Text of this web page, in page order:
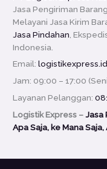
Jasa Pengiriman
Melayani Jasa Kirim
Jasa Pindahan ,
Indonesia.
Email:
Jam: 09:00 – 17:00
Layanan Pelanggan:
Logistik Express –Jasa
Apa Saja, ke Mana